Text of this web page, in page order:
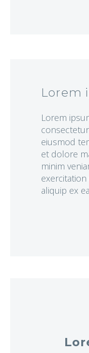
Lorem
Lorem
eiusmod
et dolore
minim
aliquip ex